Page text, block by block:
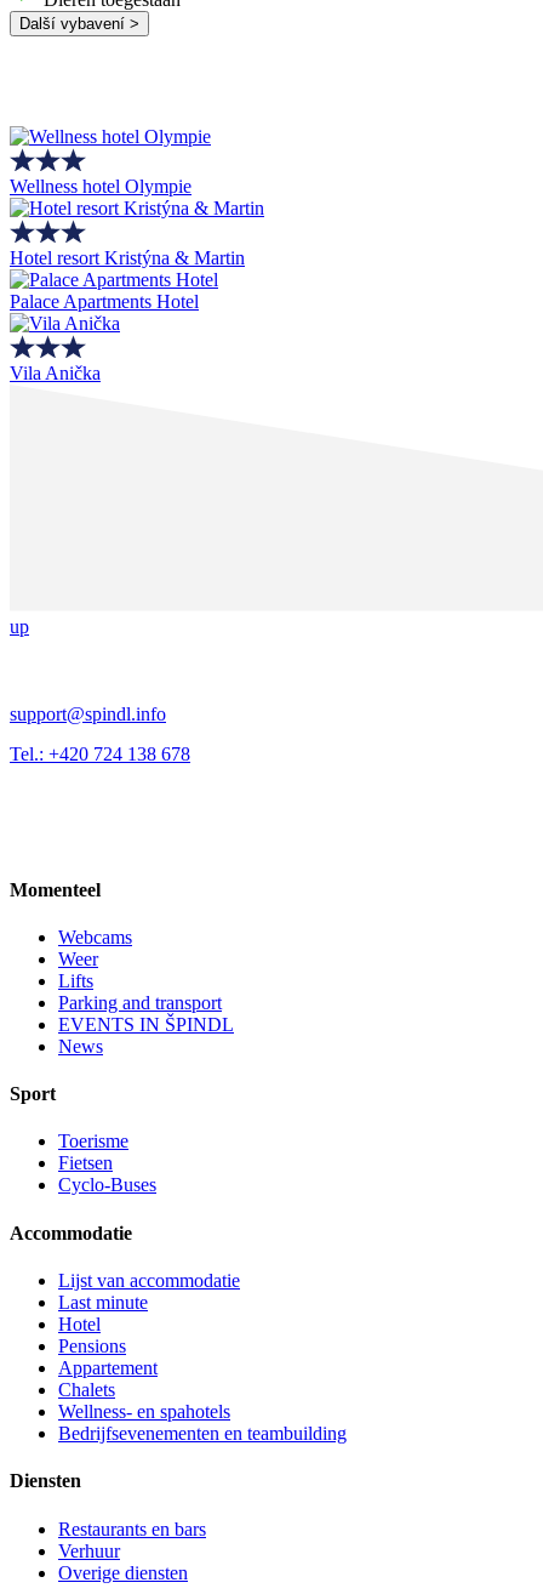
Další vybavení >
Wellness hotel Olympie
Hotel resort Kristýna & Martin
Palace Apartments Hotel
Vila Anička
up
support@spindl.info
Tel.: +420 724 138 678
Momenteel
Webcams
Weer
Lifts
Parking and transport
EVENTS IN ŠPINDL
News
Sport
Toerisme
Fietsen
Cyclo-Buses
Accommodatie
Lijst van accommodatie
Last minute
Hotel
Pensions
Appartement
Chalets
Wellness- en spahotels
Bedrijfsevenementen en teambuilding
Diensten
Restaurants en bars
Verhuur
Overige diensten